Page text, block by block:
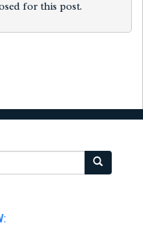
for this post.